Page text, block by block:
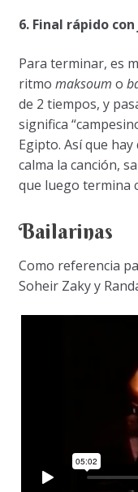
6. Final rápido con
Para terminar, es
ritmo maksoum o
de 2 tiempos, y
significa
Egipto. Así que
calma la canción,
que luego termina
Bailarinas
Como referencia
Soheir Zaky y